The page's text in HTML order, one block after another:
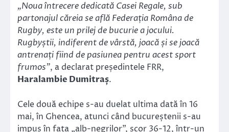
„Noua întrecere dedicată Casei Regale, sub
partonajul căreia se află Federația Româna de
Rugby, este un prilej de bucurie a jocului.
Rugbyștii, indiferent de vârstă, joacă și se joacă
antrenați fiind de pasiunea pentru acest sport
frumos”, a declarat președintele FRR,
Haralambie Dumitraș.
Cele două echipe s-au duelat ultima dată în 16
mai, în Ghencea, atunci când bucureștenii s-au
impus în fața „alb-negrilor”, scor 36-12, într-un